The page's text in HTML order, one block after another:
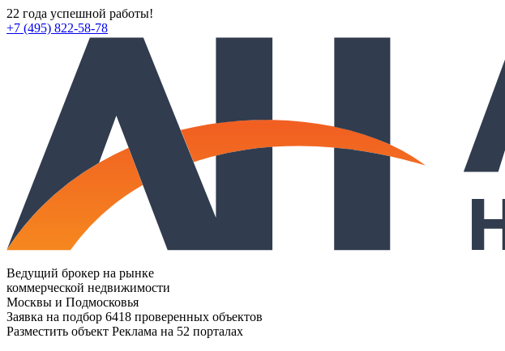
22 года успешной работы!
+7 (495) 822-58-78
Ведущий брокер на рынке
коммерческой недвижимости
Москвы и Подмосковья
Заявка на подбор 6418 проверенных объектов
Разместить объект Реклама на 52 порталах